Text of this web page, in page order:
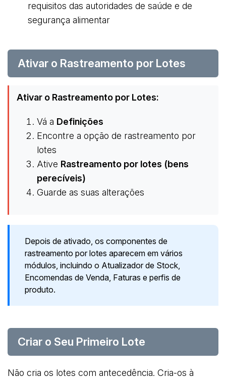
requisitos das autoridades de saúde e de
segurança alimentar
Ativar o Rastreamento por Lotes
Ativar o Rastreamento por Lotes:
Vá a Definições
Encontre a opção de rastreamento por
lotes
Ative Rastreamento por lotes (bens
perecíveis)
Guarde as suas alterações
Depois de ativado, os componentes de
rastreamento por lotes aparecem em vários
módulos, incluindo o Atualizador de Stock,
Encomendas de Venda, Faturas e perfis de
produto.
Criar o Seu Primeiro Lote
Não cria os lotes com antecedência. Cria-os à